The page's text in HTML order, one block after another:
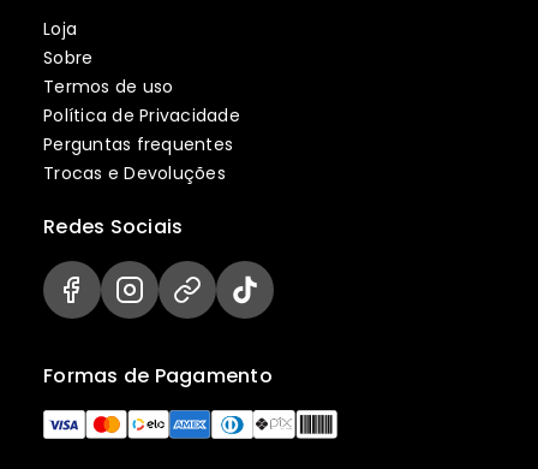
Loja
Sobre
Termos de uso
Política de Privacidade
Perguntas frequentes
Trocas e Devoluções
Formas de Pagamento
Redes Sociais